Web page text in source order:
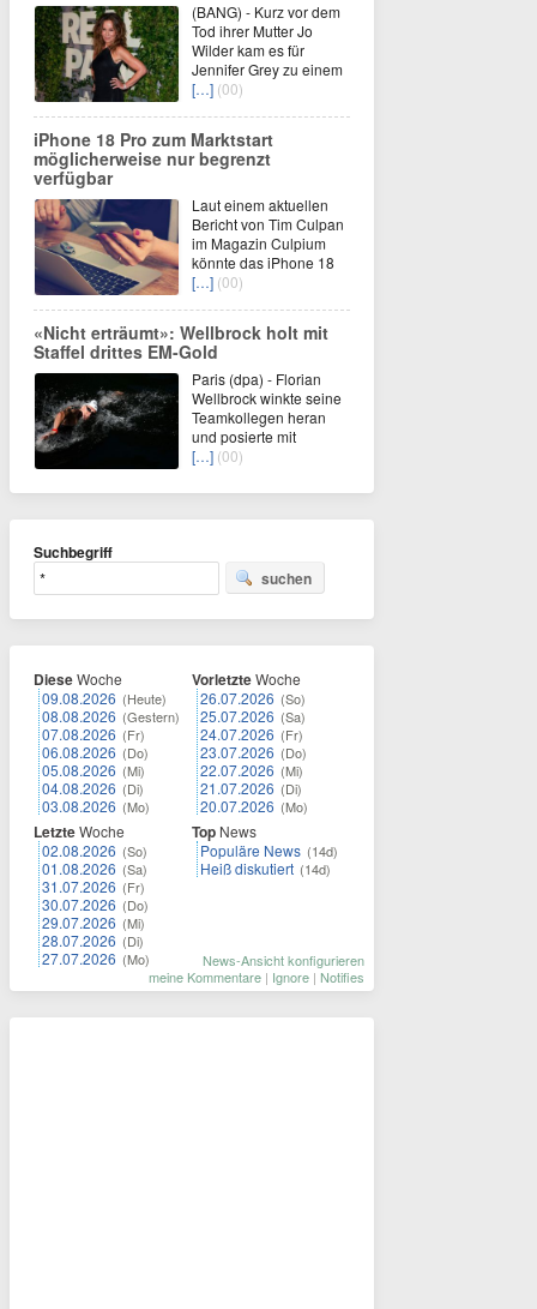
(BANG) - Kurz vor dem
Tod ihrer Mutter Jo
Wilder kam es für
Jennifer Grey zu einem
[…] (00)
iPhone 18 Pro zum Marktstart
möglicherweise nur begrenzt
verfügbar
Laut einem aktuellen
Bericht von Tim Culpan
im Magazin Culpium
könnte das iPhone 18
[…] (00)
«Nicht erträumt»: Wellbrock holt mit
Staffel drittes EM-Gold
Paris (dpa) - Florian
Wellbrock winkte seine
Teamkollegen heran
und posierte mit
[…] (00)
Suchbegriff
suchen
DieseWoche
09.08.2026 (Heute)
08.08.2026 (Gestern)
07.08.2026 (Fr)
06.08.2026 (Do)
05.08.2026 (Mi)
04.08.2026 (Di)
03.08.2026 (Mo)
LetzteWoche
02.08.2026 (So)
01.08.2026 (Sa)
31.07.2026 (Fr)
30.07.2026 (Do)
29.07.2026 (Mi)
28.07.2026 (Di)
27.07.2026 (Mo)
VorletzteWoche
26.07.2026 (So)
25.07.2026 (Sa)
24.07.2026 (Fr)
23.07.2026 (Do)
22.07.2026 (Mi)
21.07.2026 (Di)
20.07.2026 (Mo)
Top News
Populäre News (14d)
Heiß diskutiert (14d)
News-Ansicht konfigurieren
meine Kommentare | Ignore | Notifies